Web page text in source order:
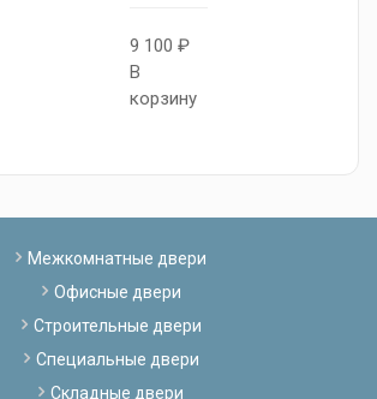
9 100 ₽
В
корзину
Межкомнатные двери
Офисные двери
Строительные двери
Специальные двери
Складные двери